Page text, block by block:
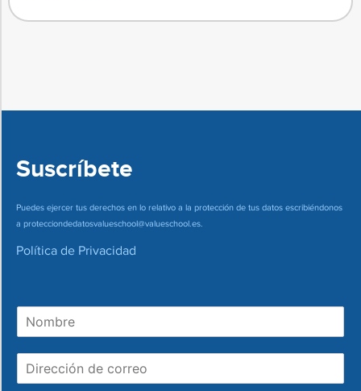
Suscríbete
Puedes ejercer tus derechos en lo relativo a la protección de tus datos escribiéndonos
a protecciondedatosvalueschool@valueschool.es.
Política de Privacidad